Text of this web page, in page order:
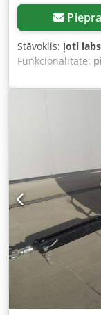
Stāvoklis: ļoti
Funkcionalitāte:
ATLAS COPCO
reģistrēts Polijā.
spiediens: 7 Bar;
1355h!!!
lietošanai, ar
16 605 PLN